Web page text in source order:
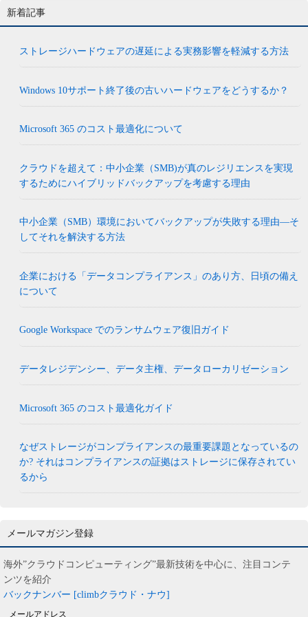
新着記事
ストレージハードウェアの遅延による実務影響を軽減する方法
Windows 10サポート終了後の古いハードウェアをどうするか？
Microsoft 365 のコスト最適化について
クラウドを超えて：中小企業（SMB)が真のレジリエンスを実現
するためにハイブリッドバックアップを考慮する理由
中小企業（SMB）環境においてバックアップが失敗する理由―そ
してそれを解決する方法
企業における「データコンプライアンス」のあり方、日頃の備え
について
Google Workspace でのランサムウェア復旧ガイド
データレジデンシー、データ主権、データローカリゼーション
Microsoft 365 のコスト最適化ガイド
なぜストレージがコンプライアンスの最重要課題となっているの
か? それはコンプライアンスの証拠はストレージに保存されてい
るから
メールマガジン登録
海外”クラウドコンピューティング”最新技術を中心に、注目コンテ
ンツを紹介
バックナンバー [climbクラウド・ナウ]